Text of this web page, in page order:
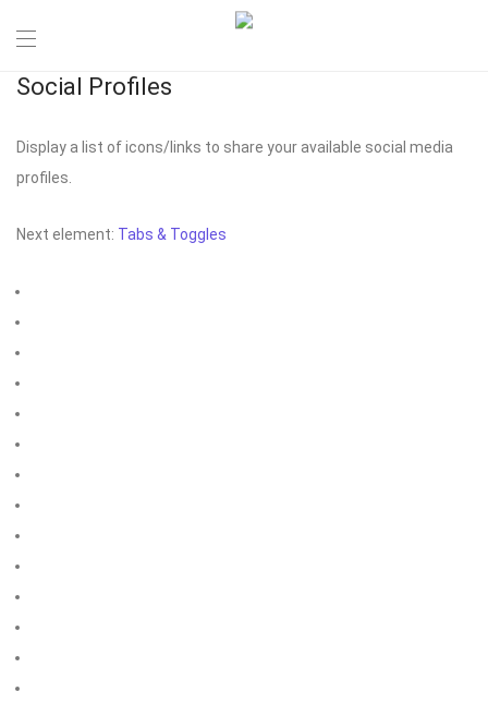
Social Profiles
Display a list of icons/links to share your available social media
profiles.
Next element: Tabs & Toggles